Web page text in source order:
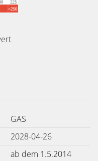
GAS
2028-04-26
ab dem 1.5.2014